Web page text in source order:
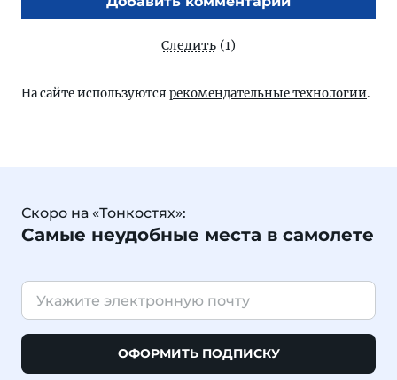
Следить (1)
На сайте используются рекомендательные технологии.
Скоро на «Тонкостях»:
Самые неудобные места в самолете
ОФОРМИТЬ ПОДПИСКУ